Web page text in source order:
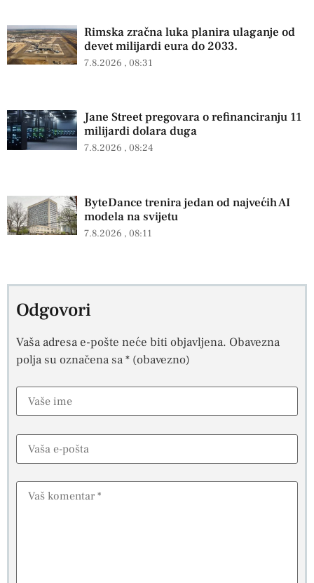
Rimska zračna luka planira ulaganje od
devet milijardi eura do 2033.
7.8.2026 08:31
Jane Street pregovara o refinanciranju 11
milijardi dolara duga
7.8.2026 08:24
ByteDance trenira jedan od najvećih AI
modela na svijetu
7.8.2026 08:11
Odgovori
Vaša adresa e-pošte neće biti objavljena. Obavezna
polja su označena sa* (obavezno)